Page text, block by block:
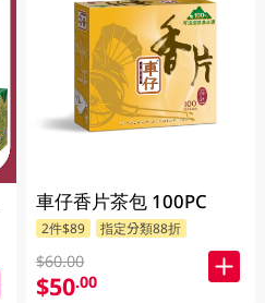
車仔香片茶包 100PC
2件$89 指定分類88折
$60.00
$50.00